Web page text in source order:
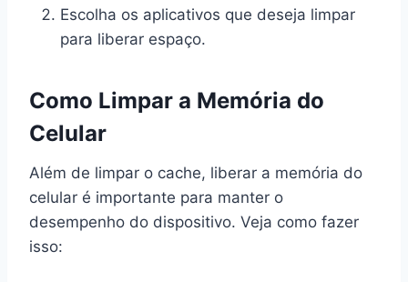
Escolha os aplicativos que deseja limpar
para liberar espaço.
Como Limpar a Memória do
Celular
Além de limpar o cache, liberar a memória do
celular é importante para manter o
desempenho do dispositivo. Veja como fazer
isso: